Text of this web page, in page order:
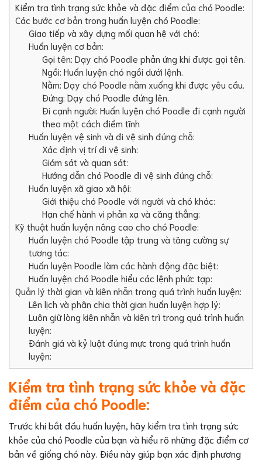
Kiểm tra tình trạng sức khỏe và đặc điểm của chó Poodle:
Các bước cơ bản trong huấn luyện chó Poodle:
Giao tiếp và xây dựng mối quan hệ với chó:
Huấn luyện cơ bản:
Gọi tên: Dạy chó Poodle phản ứng khi được gọi tên.
Ngồi: Huấn luyện chó ngồi dưới lệnh.
Nằm: Dạy chó Poodle nằm xuống khi được yêu cầu.
Đứng: Dạy chó Poodle đứng lên.
Đi cạnh người: Huấn luyện chó Poodle đi cạnh người
theo một cách điềm tĩnh
Huấn luyện vệ sinh và đi vệ sinh đúng chỗ:
Xác định vị trí đi vệ sinh:
Giám sát và quan sát:
Hướng dẫn chó Poodle đi vệ sinh đúng chỗ:
Huấn luyện xã giao xã hội:
Giới thiệu chó Poodle với người và chó khác:
Hạn chế hành vi phản xạ và căng thẳng:
Kỹ thuật huấn luyện nâng cao cho chó Poodle:
Huấn luyện chó Poodle tập trung và tăng cường sự
tương tác:
Huấn luyện Poodle làm các hành động đặc biệt:
Huấn luyện chó Poodle hiểu các lệnh phức tạp:
Quản lý thời gian và kiên nhẫn trong quá trình huấn luyện:
Lên lịch và phân chia thời gian huấn luyện hợp lý:
Luôn giữ lòng kiên nhẫn và kiên trì trong quá trình huấn
luyện:
Đánh giá và kỷ luật đúng mực trong quá trình huấn
luyện:
Kiểm tra tình trạng sức khỏe và đặc
điểm của chó Poodle:
Trước khi bắt đầu huấn luyện, hãy kiểm tra tình trạng sức
khỏe của chó Poodle của bạn và hiểu rõ những đặc điểm cơ
bản về giống chó này. Điều này giúp bạn xác định phương